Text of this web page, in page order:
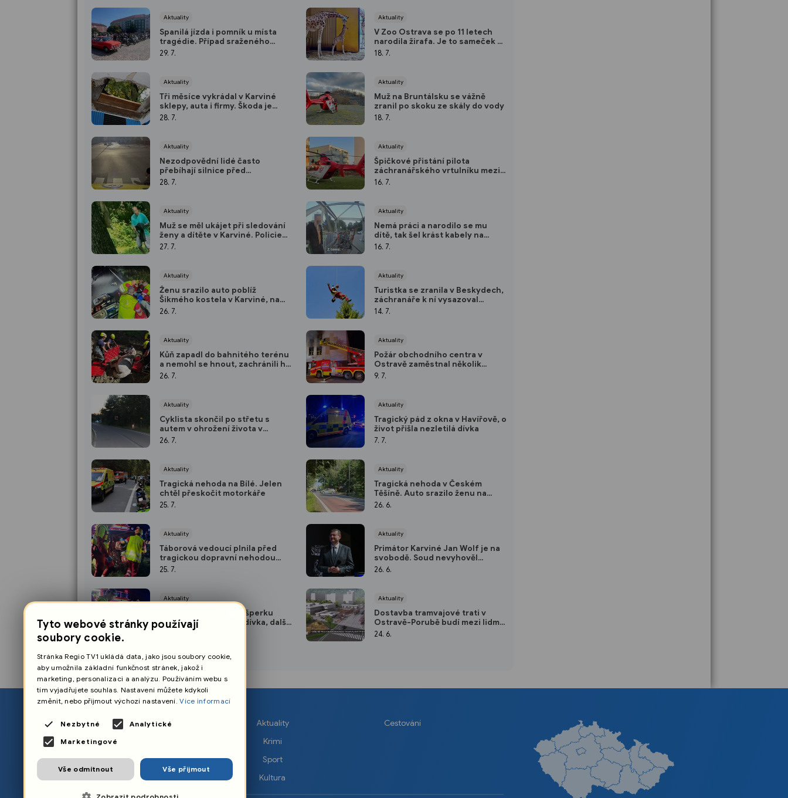
Aktuality
Spanilá jízda i pomník u místa
tragédie. Případ sraženého
motorkáře se dál prověřuje
29. 7.
Aktuality
Tři měsíce vykrádal v Karviné
sklepy, auta i firmy. Škoda je
přes 410 tisíc korun
28. 7.
Aktuality
Nezodpovědní lidé často
přebíhají silnice před
spěchajícími sanitkami
28. 7.
Aktuality
Muž se měl ukájet při sledování
ženy a dítěte v Karviné. Policie
hledá ženu i svědky
27. 7.
Aktuality
Ženu srazilo auto poblíž
Šikmého kostela v Karviné, na
místě zemřela
26. 7.
Aktuality
Kůň zapadl do bahnitého terénu
a nemohl se hnout, zachránili ho
hasiči
26. 7.
Aktuality
Cyklista skončil po střetu s
autem v ohrožení života v
nemocnici
26. 7.
Aktuality
Tragická nehoda na Bílé. Jelen
chtěl přeskočit motorkáře
25. 7.
Aktuality
Táborová vedoucí plnila před
tragickou dopravní nehodou
úkol
25. 7.
Aktuality
Po nehodě auta u Brušperku
zemřela čtrnáctiletá dívka, další
tři se zranily
Aktuality
V Zoo Ostrava se po 11 letech
narodila žirafa. Je to sameček a
porod byl překvapením
18. 7.
Aktuality
Muž na Bruntálsku se vážně
zranil po skoku ze skály do vody
18. 7.
Aktuality
Špičkové přistání pilota
záchranářského vrtulníku mezi
paneláky v Opavě
16. 7.
Aktuality
Nemá práci a narodilo se mu
dítě, tak šel krást kabely na
staveniště
16. 7.
Aktuality
Turistka se zranila v Beskydech,
záchranáře k ní vysazoval
vrtulník
14. 7.
Aktuality
Požár obchodního centra v
Ostravě zaměstnal několik
jednotek hasičů
9. 7.
Aktuality
Tragický pád z okna v Havířově, o
život přišla nezletilá dívka
7. 7.
Aktuality
Tragická nehoda v Českém
Těšíně. Auto srazilo ženu na
přechodu pro chodce
26. 6.
Aktuality
Primátor Karviné Jan Wolf je na
svobodě. Soud nevyhověl
žádosti o vzetí do vazby
26. 6.
Aktuality
Dostavba tramvajové trati v
Ostravě-Porubě budí mezi lidmi
velké emoce
24. 6.
O nás
Nastavení cookies
Ochrana osobních údajů
Zpracování osobních údajů
Aktuality
Krimi
Sport
Kultura
Cestování
Tyto webové stránky používají
soubory cookie.
Stránka Regio TV1 ukládá data, jako jsou soubory cookie,
aby umožnila základní funkčnost stránek, jakož i
marketing, personalizaci a analýzu. Používáním webu s
tím vyjadřujete souhlas. Nastavení můžete kdykoli
změnit, nebo přijmout výchozí nastavení.Více informací
Nezbytné
Analytické
Marketingové
Vše přijmout
Vše odmítnout